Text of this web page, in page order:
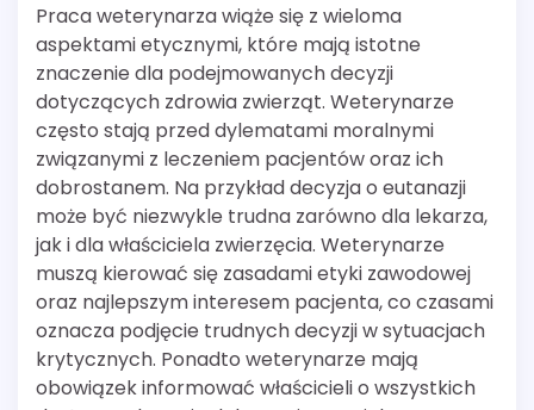
Praca weterynarza wiąże się z wieloma
aspektami etycznymi, które mają istotne
znaczenie dla podejmowanych decyzji
dotyczących zdrowia zwierząt. Weterynarze
często stają przed dylematami moralnymi
związanymi z leczeniem pacjentów oraz ich
dobrostanem. Na przykład decyzja o eutanazji
może być niezwykle trudna zarówno dla lekarza,
jak i dla właściciela zwierzęcia. Weterynarze
muszą kierować się zasadami etyki zawodowej
oraz najlepszym interesem pacjenta, co czasami
oznacza podjęcie trudnych decyzji w sytuacjach
krytycznych. Ponadto weterynarze mają
obowiązek informować właścicieli o wszystkich